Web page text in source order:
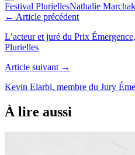
Festival PluriellesNathalie Marchak
← Article précédent
L’acteur et juré du Prix
Plurielles
Article suivant →
Kevin Elarbi, membre du Jury
À lire aussi